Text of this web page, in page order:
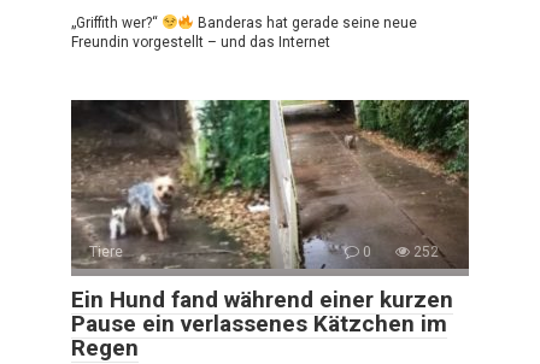
„Griffith wer?“
Banderas hat gerade seine neue
Freundin vorgestellt – und das Internet
Tiere 0 252
Ein Hund fand während einer kurzen
Pause ein verlassenes Kätzchen im
Regen